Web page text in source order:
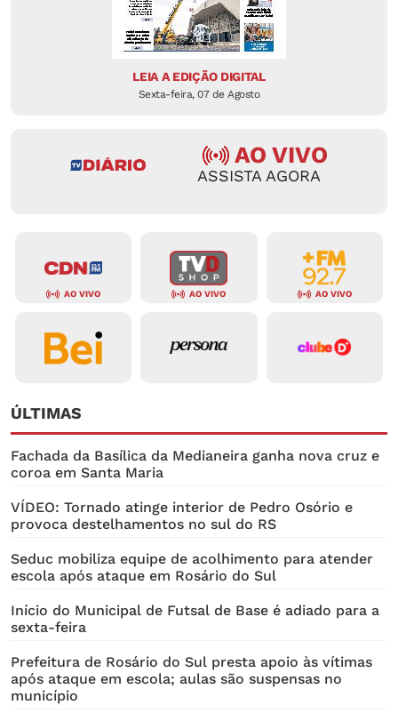
LEIA A EDIÇÃO DIGITAL
Sexta-feira, 07 de Agosto
AO VIVO
ASSISTA AGORA
AO VIVO AO VIVO AO VIVO
ÚLTIMAS
Fachada da Basílica da Medianeira ganha nova cruz e
coroa em Santa Maria
VÍDEO: Tornado atinge interior de Pedro Osório e
provoca destelhamentos no sul do RS
Seduc mobiliza equipe de acolhimento para atender
escola após ataque em Rosário do Sul
Início do Municipal de Futsal de Base é adiado para a
sexta-feira
Prefeitura de Rosário do Sul presta apoio às vítimas
após ataque em escola; aulas são suspensas no
município